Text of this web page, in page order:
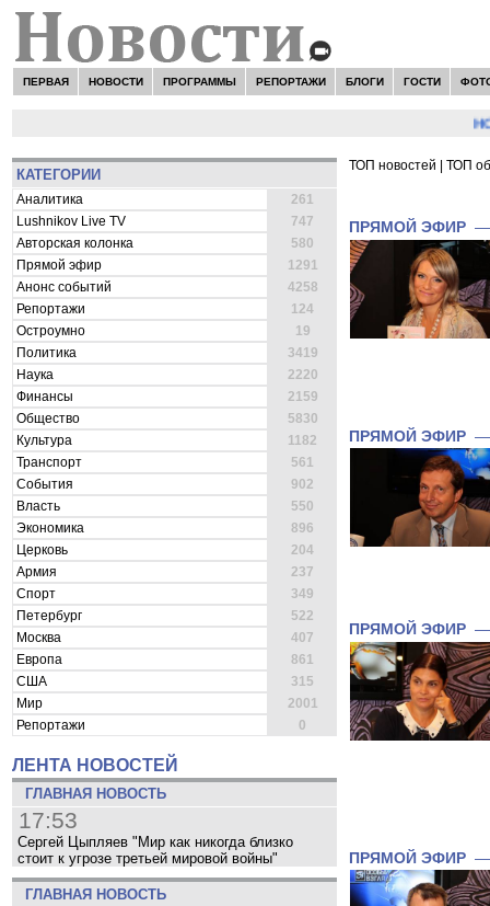
ПЕРВАЯ НОВОСТИ ПРОГРАММЫ РЕПОРТАЖИ БЛОГИ ГОСТИ
КАТЕГОРИИ
Аналитика
261
Lushnikov Live TV
747
Авторская колонка
580
Прямой эфир
1291
Анонс событий
4258
Репортажи
124
Остроумно
19
Политика
3419
Наука
2220
Финансы
2159
Общество
5830
Культура
1182
Транспорт
561
События
902
Власть
550
Экономика
896
Церковь
204
Армия
237
Спорт
349
Петербург
522
Москва
407
Европа
861
США
315
Мир
2001
Репортажи
0
ЛЕНТА НОВОСТЕЙ
ГЛАВНАЯ НОВОСТЬ
17:53
Сергей Цыпляев "Мир как никогда близко
стоит к угрозе третьей мировой войны"
ГЛАВНАЯ НОВОСТЬ
ТОП новостей ТОП
ПРЯМОЙ ЭФИР
ПРЯМОЙ ЭФИР
ПРЯМОЙ ЭФИР
ПРЯМОЙ ЭФИР